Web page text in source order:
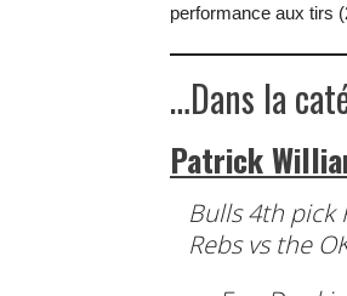
performance aux tirs
…Dans la
Patrick
Bulls 4th pick
Rebs vs the